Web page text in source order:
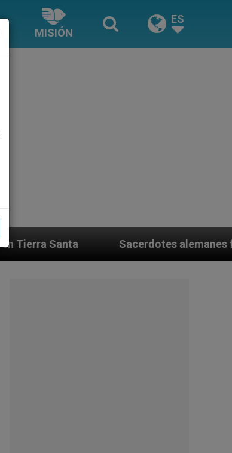
MISIÓN
ES
Sacerdotes alemanes fieles al Papa